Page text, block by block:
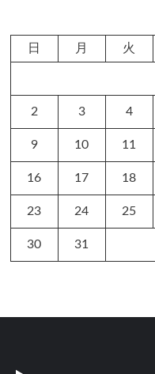
日 月 火
2 3 4
9 10 11
16 17 18
23 24 25
30 31